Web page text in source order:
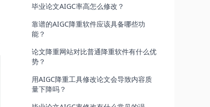
毕业论文AIGC率高怎么修改？
靠谱的AIGC降重软件应该具备哪些功
能？
论文降重网站对比普通降重软件有什么优
势？
用AIGC降重工具修改论文会导致内容质
量下降吗？